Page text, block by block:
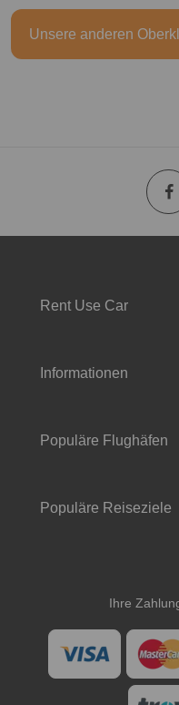
Unsere anderen
Rent Use Car
Informationen
Populäre Flughäfen
Populäre Reiseziele
Ihre